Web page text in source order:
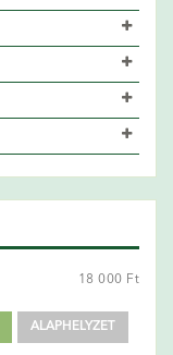
18 000 Ft
ALAPHELYZET